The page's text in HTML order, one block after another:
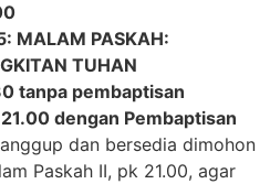
MALAM PASKAH:
TUHAN
tanpa pembaptisan
dengan Pembaptisan
dan bersedia dimohon
Paskah II, pk 21.00, agar